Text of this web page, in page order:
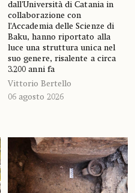
dall'Università di Catania in
collaborazione con
l’Accademia delle Scienze di
Baku, hanno riportato alla
luce una struttura unica nel
suo genere, risalente a circa
3.200 anni fa
Vittorio Bertello
06 agosto 2026